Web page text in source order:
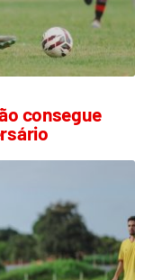
consegue